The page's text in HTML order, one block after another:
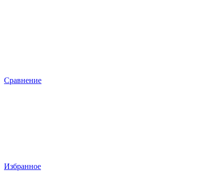
Сравнение
Избранное